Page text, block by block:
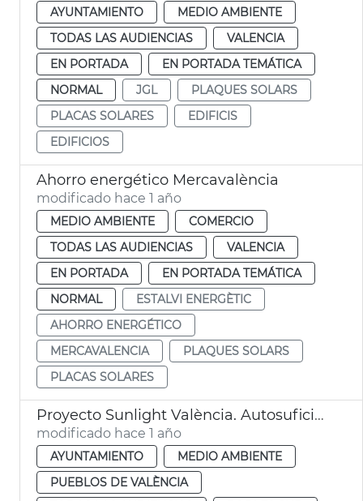
AYUNTAMIENTO
MEDIO AMBIENTE
TODAS LAS AUDIENCIAS
VALENCIA
EN PORTADA
EN PORTADA TEMÁTICA
NORMAL
JGL
PLAQUES SOLARS
PLACAS SOLARES
EDIFICIS
EDIFICIOS
Ahorro energético Mercavalència
modificado hace 1 año
MEDIO AMBIENTE
COMERCIO
TODAS LAS AUDIENCIAS
VALENCIA
EN PORTADA
EN PORTADA TEMÁTICA
NORMAL
ESTALVI ENERGÈTIC
AHORRO ENERGÉTICO
MERCAVALENCIA
PLAQUES SOLARS
PLACAS SOLARES
Proyecto Sunlight València. Autosuficiencia energética en El Perellonet
modificado hace 1 año
AYUNTAMIENTO
MEDIO AMBIENTE
PUEBLOS DE VALÈNCIA